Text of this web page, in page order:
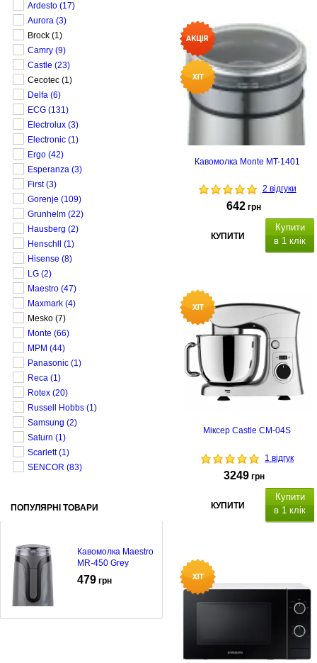
Ardesto (17)
Aurora (3)
Brock (1)
Camry (9)
Castle (23)
Cecotec (1)
Delfa (6)
ECG (131)
Electrolux (3)
Electronic (1)
Ergo (42)
Esperanza (3)
First (3)
Gorenje (109)
Grunhelm (22)
Hausberg (2)
Henschll
(1)
Hisense (8)
LG (2)
Maestro (47)
Maxmark (4)
Mesko (7)
Monte (66)
MPM (44)
Panasonic (1)
Reca (1)
Rotex (20)
Russell Hobbs (1)
Samsung (2)
Saturn (1)
Scarlett (1)
SENCOR (83)
ПОПУЛЯРНІ ТОВАРИ
Кавомолка Maestro
MR-450 Grey
479 грн
Кавомолка Monte MT-1401
2 відгуки
642 грн
КУПИТИ
Купити
в 1 клік
Міксер Castle CM-04S
1 відгук
3249 грн
КУПИТИ
Купити
в 1 клік